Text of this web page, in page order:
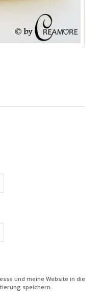
und meine Website in diesem
speichern.